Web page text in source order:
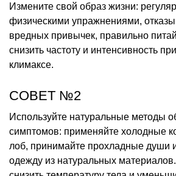
Измените свой образ жизни:
физическими упражнениями,
вредных привычек, правильно
снизить частоту и интенсивность
климаксе.
СОВЕТ №2
Используйте натуральные методы
симптомов: применяйте холодные
лоб, принимайте прохладные души
одежду из натуральных